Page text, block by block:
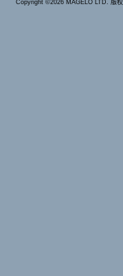
Copyright ©2026 MAGELO LTD. 版